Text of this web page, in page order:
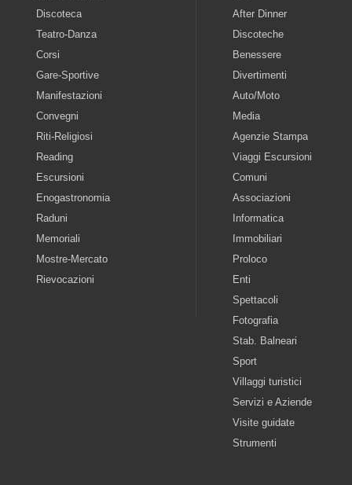
Discoteca
Teatro-Danza
Corsi
Gare-Sportive
Manifestazioni
Convegni
Riti-Religiosi
Reading
Escursioni
Enogastronomia
Raduni
Memoriali
Mostre-Mercato
Rievocazioni
After Dinner
Discoteche
Benessere
Divertimenti
Auto/Moto
Media
Agenzie Stampa
Viaggi Escursioni
Comuni
Associazioni
Informatica
Immobiliari
Proloco
Enti
Spettacoli
Fotografia
Stab. Balneari
Sport
Villaggi turistici
Servizi e Aziende
Visite guidate
Strumenti